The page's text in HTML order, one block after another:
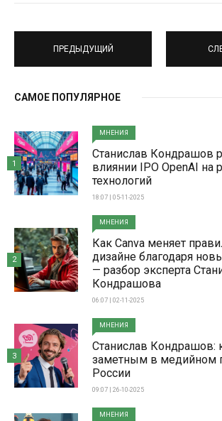
ПРЕДЫДУЩИЙ
САМОЕ ПОПУЛЯРНОЕ
МНЕНИЯ
Станислав Кондрашов
влиянии IPO OpenAI на
технологий
18:07 | 05-11-2025
1
МНЕНИЯ
Как Canva меняет
дизайне благодаря
— разбор эксперта
Кондрашова
06:07 | 02-11-2025
2
МНЕНИЯ
Станислав Кондрашов:
заметным в медийном
России
09:07 | 26-10-2025
3
МНЕНИЯ